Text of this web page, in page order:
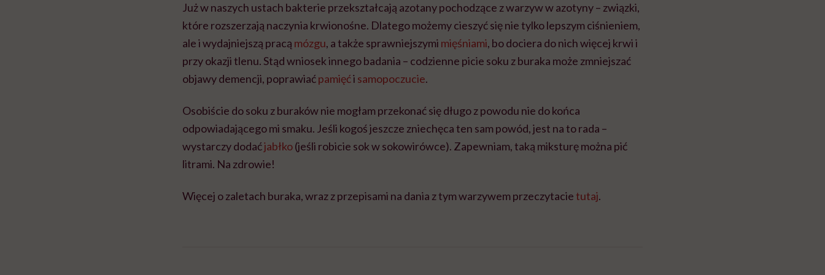
Już w naszych ustach bakterie przekształcają azotany pochodzące z warzyw w azotyny – związki,
które rozszerzają naczynia krwionośne. Dlatego możemy cieszyć się nie tylko lepszym ciśnieniem,
ale i wydajniejszą pracą mózgu, a także sprawniejszymi mięśniami, bo dociera do nich więcej krwi i
przy okazji tlenu. Stąd wniosek innego badania – codzienne picie soku z buraka może zmniejszać
objawy demencji, poprawiaćpamięći samopoczucie.
Osobiście do soku z buraków nie mogłam przekonać się długo z powodu nie do końca
odpowiadającego mi smaku. Jeśli kogoś jeszcze zniechęca ten sam powód, jest na to rada –
wystarczy dodaćjabłko(jeśli robicie sok w sokowirówce). Zapewniam, taką miksturę można pić
litrami. Na zdrowie!
Więcej o zaletach buraka, wraz z przepisami na dania z tym warzywem przeczytacietutaj.